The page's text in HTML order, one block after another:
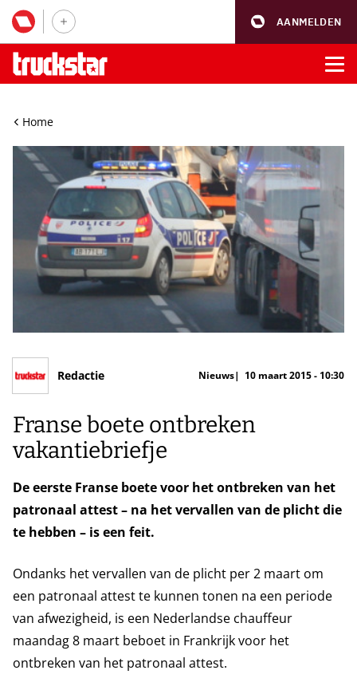
AANMELDEN
Home
Redactie Nieuws 10 maart 2015 - 10:30
Franse boete ontbreken
vakantiebriefje
De eerste Franse boete voor het ontbreken van het
patronaal attest – na het vervallen van de plicht die
te hebben – is een feit.
Ondanks het vervallen van de plicht per 2 maart om
een patronaal attest te kunnen tonen na een periode
van afwezigheid, is een Nederlandse chauffeur
maandag 8 maart beboet in Frankrijk voor het
ontbreken van het patronaal attest.